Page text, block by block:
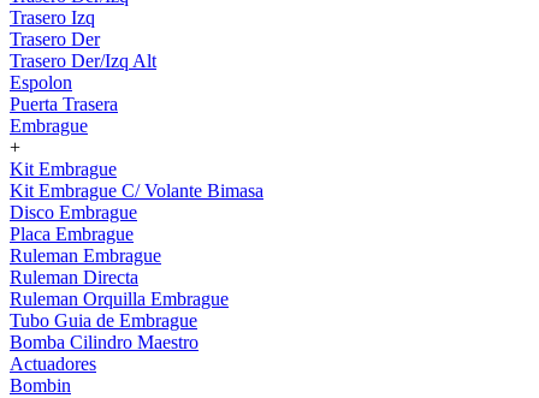
Trasero Izq
Trasero Der
Trasero Der/Izq Alt
Espolon
Puerta Trasera
Embrague
+
Kit Embrague
Kit Embrague C/ Volante Bimasa
Disco Embrague
Placa Embrague
Ruleman Embrague
Ruleman Directa
Ruleman Orquilla Embrague
Tubo Guia de Embrague
Bomba Cilindro Maestro
Actuadores
Bombin